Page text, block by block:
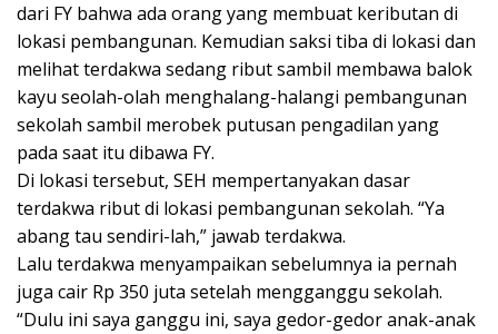
dari FY bahwa ada orang yang membuat keributan di
lokasi pembangunan. Kemudian saksi tiba di lokasi dan
melihat terdakwa sedang ribut sambil membawa balok
kayu seolah-olah menghalang-halangi pembangunan
sekolah sambil merobek putusan pengadilan yang
pada saat itu dibawa FY.
Di lokasi tersebut, SEH mempertanyakan dasar
terdakwa ribut di lokasi pembangunan sekolah. “Ya
abang tau sendiri-lah,” jawab terdakwa.
Lalu terdakwa menyampaikan sebelumnya ia pernah
juga cair Rp 350 juta setelah mengganggu sekolah.
“Dulu ini saya ganggu ini, saya gedor-gedor anak-anak